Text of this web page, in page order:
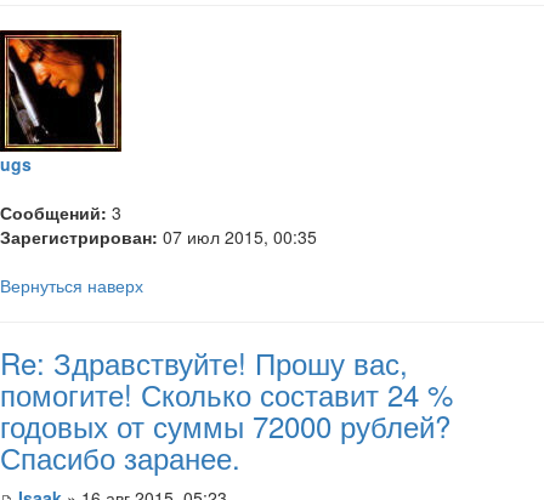
ugs
Сообщений: 3
Зарегистрирован: 07 июл 2015, 00:35
Вернуться наверх
Re: Здравствуйте! Прошу вас,
помогите! Сколько составит 24 %
годовых от суммы 72000 рублей?
Спасибо заранее.